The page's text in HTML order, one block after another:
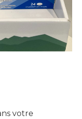
votre